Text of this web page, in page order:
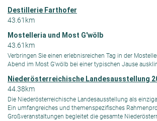
Destillerie Farthofer
43.61km
Mostelleria und Most G'wölb
43.61km
Verbringen Sie einen erlebnisreichen Tag in der
Abend im Most G'wölb bei einer typischen Jause
Niederösterreichische Landesausstellung
44.38km
Die Niederösterreichische Landesausstellung als
Ein umfangreiches und themenspezifisches
Großveranstaltungen begleitet die gesamte